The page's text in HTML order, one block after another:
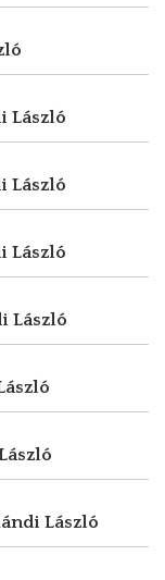
László
László
László
László
László